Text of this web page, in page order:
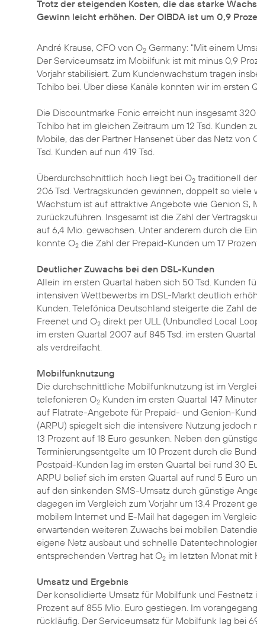
Trotz der steigenden Kosten, die das starke
Gewinn leicht erhöhen. Der OIBDA ist um 0,9
André Krause, CFO von O2 Germany: "Mit einem
Der Serviceumsatz im Mobilfunk ist mit minus 0,9
Vorjahr stabilisiert. Zum Kundenwachstum tragen
Tchibo bei. Über diese Kanäle konnten wir im ersten
Die Discountmarke Fonic erreicht nun insgesamt 320
Tchibo hat im gleichen Zeitraum um 12 Tsd. Kunden
Mobile, das der Partner Hansenet über das Netz von
Tsd. Kunden auf nun 419 Tsd.
Überdurchschnittlich hoch liegt bei O2 traditionell
206 Tsd. Vertragskunden gewinnen, doppelt so viele
Wachstum ist auf attraktive Angebote wie Genion S,
zurückzuführen. Insgesamt ist die Zahl der
auf 6,4 Mio. gewachsen. Unter anderem durch die
konnte O2 die Zahl der Prepaid-Kunden um 17
Deutlicher Zuwachs bei den DSL-Kunden
Allein im ersten Quartal haben sich 50 Tsd. Kunden
intensiven Wettbewerbs im DSL-Markt deutlich
Kunden. Telefónica Deutschland steigerte die Zahl
Freenet und O2 direkt per ULL (Unbundled Local
im ersten Quartal 2007 auf 845 Tsd. im ersten
als verdreifacht.
Mobilfunknutzung
Die durchschnittliche Mobilfunknutzung ist im
telefonieren O2 Kunden im ersten Quartal 147
auf Flatrate-Angebote für Prepaid- und Genion-
(ARPU) spiegelt sich die intensivere Nutzung
13 Prozent auf 18 Euro gesunken. Neben den
Terminierungsentgelte um 10 Prozent durch die
Postpaid-Kunden lag im ersten Quartal bei rund 30
ARPU belief sich im ersten Quartal auf rund 5 Euro
auf den sinkenden SMS-Umsatz durch günstige
dagegen im Vergleich zum Vorjahr um 13,4 Prozent
mobilem Internet und E-Mail hat dagegen im
erwartenden weiteren Zuwachs bei mobilen
eigene Netz ausbaut und schnelle
entsprechenden Vertrag hat O2 im letzten Monat mit
Umsatz und Ergebnis
Der konsolidierte Umsatz für Mobilfunk und
Prozent auf 855 Mio. Euro gestiegen. Im
rückläufig. Der Serviceumsatz für Mobilfunk lag bei